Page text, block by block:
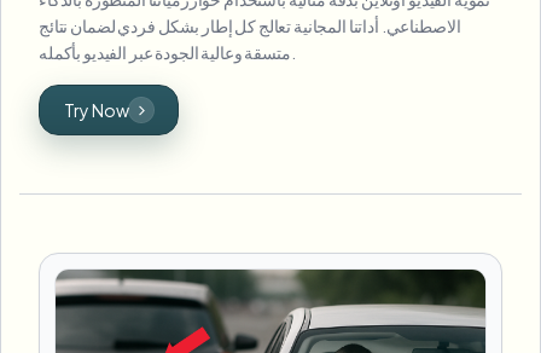
الاصطناعي. أداتنا المجانية تعالج كل إطار بشكل فردي لضمان نتائج
Try Now